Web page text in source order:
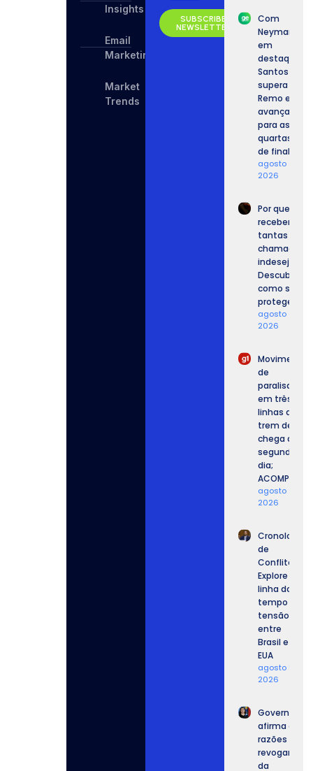
Insights
Email
Marketing
Market
Trends
SUBSCRIBE
NEWSLETTER
Com
Neymar
em
destaque,
Santos
supera o
Remo e
avança
para as
quartas
de final.
agosto 6,
2026
Por que
recebemos
tantas
chamadas
Descubra
como se
proteger.
agosto 6,
2026
Movimento
de
paralisação
em três
linhas de
trem de SP
chega ao
segundo
dia;
ACOMPANHE.
agosto 6,
2026
Cronologia
de
Conflitos:
Explore a
linha do
tempo da
tensão
entre
Brasil e
EUA
agosto 5,
2026
Governo
afirma que
razões para
revogar
da